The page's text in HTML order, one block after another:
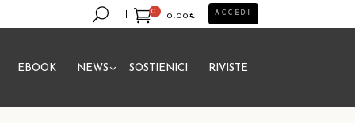
0
0,00€
prodotto nel carrello.
ACCEDI
EBOOK NEWS SOSTIENICI RIVISTE